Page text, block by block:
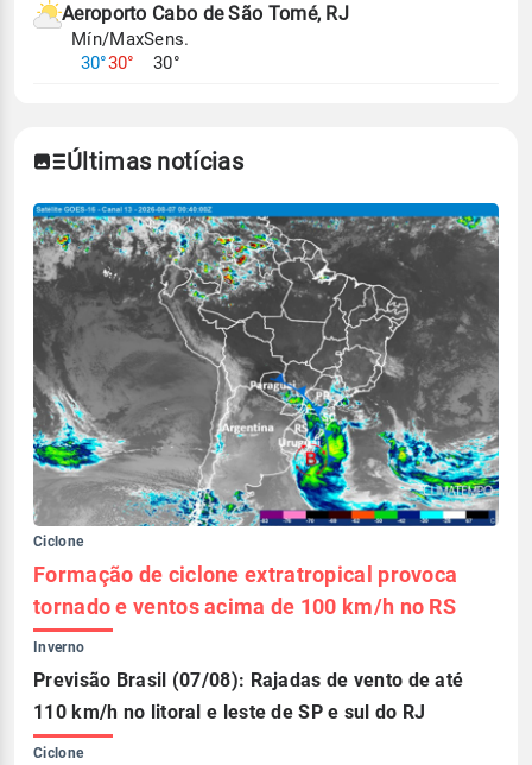
Aeroporto Cabo de São Tomé, RJ
Mín/Max
30°30°
Sens.
30°
Últimas notícias
Ciclone
Formação de ciclone extratropical provoca
tornado e ventos acima de 100 km/h no RS
Inverno
Previsão Brasil (07/08): Rajadas de vento de até
110 km/h no litoral e leste de SP e sul do RJ
Ciclone